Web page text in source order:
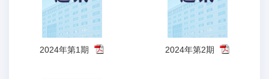
2024年第1期 2024年第2期